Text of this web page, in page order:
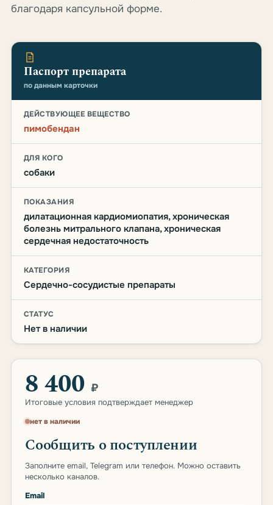
благодаря капсульной форме.
Паспорт препарата
по данным карточки
ДЕЙСТВУЮЩЕЕ ВЕЩЕСТВО
пимобендан
ДЛЯ КОГО
собаки
ПОКАЗАНИЯ
дилатационная кардиомиопатия, хроническая
болезнь митрального клапана, хроническая
сердечная недостаточность
КАТЕГОРИЯ
Сердечно-сосудистые препараты
СТАТУС
Нет в наличии
8 400 ₽
Итоговые условия подтверждает менеджер
нет в наличии
Сообщить о поступлении
Заполните email, Telegram или телефон. Можно оставить
несколько каналов.
Email